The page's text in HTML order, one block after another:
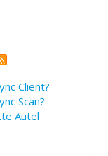
Client?
Scan?
Autel